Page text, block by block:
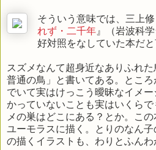
そういう意味では、三上修
れず・二千年』（岩波科
好対照をなしていた本だと
スズメなんて超身近なありふれ
普通の鳥」と書いてある。とこ
でいて実はけっこう曖昧なイメ
かっていないことも実はいくら
メの巣はどこにある？とか。こ
ユーモラスに描く。とりのなん
の描くイラストも、わりとふんわ